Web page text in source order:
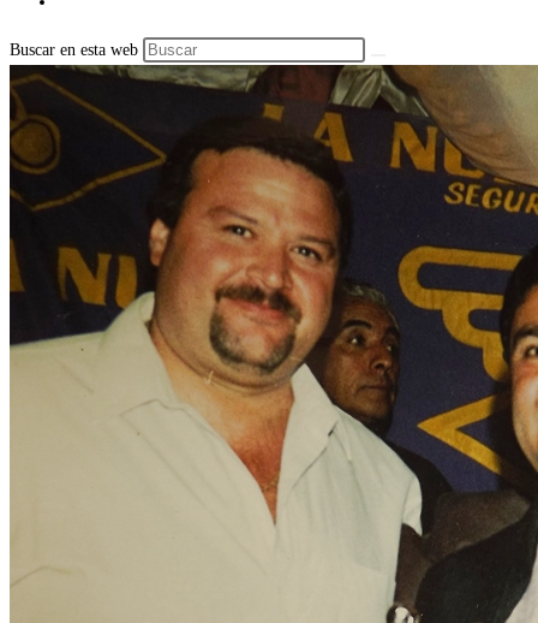
Buscar en esta web